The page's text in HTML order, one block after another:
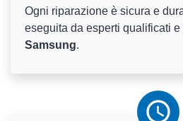
Ogni riparazione è sicura e
eseguita da esperti qualificati e
Samsung.